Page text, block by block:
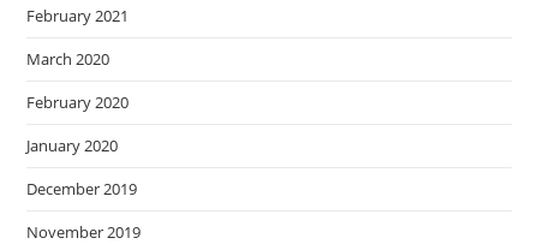
February 2021
March 2020
February 2020
January 2020
December 2019
November 2019